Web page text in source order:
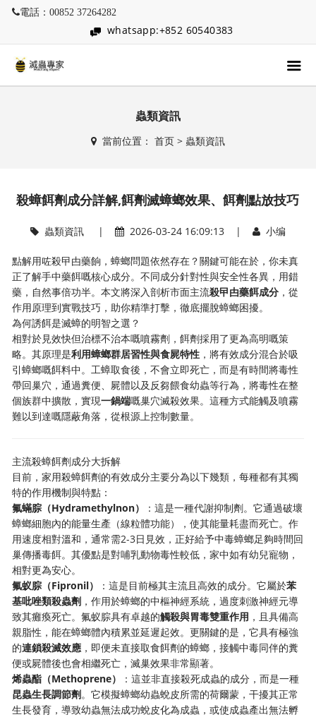
電話：00852 37264282
whatsapp:+852 60540383
蟲類資訊
當前位置： 首页> 蟲類資訊
殺蟑餌劑成分詳解,餌劑滅蟑螂效果、餌劑點放技巧
蟲類資訊| 2026-03-24 16:09:13 | 小编
點解用咗殺曱甴藥餉，蟑螂問題依然存在？關鍵可能在於，你未真
正了解手中藥餌嘅核心成分。不同成分針對性與安全性各異，用錯
藥，自然事倍功半。本文將深入剖析市面主流殺曱甴藥餌成分 ，從
作用原理到實戰技巧，助你精準打擊，徹底擺脫蟑螂困擾。
為何誘餌是滅蟑的明智之選？
相對於見效快但治標不治本嘅噴霧劑，餌劑採用了更為高明嘅策
略。其原理是利用蟑螂群居習性與食屍特性 ，將有效成分混合於吸
引蟑螂嘅餌料中。工蟑取食後，不會立即死亡，而是有時間將毒性
帶回巢穴，通過糞便、屍體以及反芻餵食幼蟲等行為，將毒性在整
個族群中擴散，實現一鍋端嘅巢穴滅殺效果。這種方式能觸及噴霧
難以到達嘅隱蔽角落，從根源上控制數量。
主流殺蟑餌劑成分大拆解
目前，家用殺蟑餌劑的有效成分主要分為以下幾類，每種都有其獨
特的作用機制與特點：
氟蟎腙（Hydramethylnon）
：這是一種代謝抑制劑。它通過破壞
蟑螂細胞內的能量生產（線粒體功能），使其能量耗盡而死亡。作
用速度相對溫和，通常需2-3日見效，正好給予中毒蟑螂足夠時間回
巢傳播毒餌。其優點是對哺乳動物毒性較低，家中如有幼兒寵物，
相對更為安心。
氟蚁腙（Fipronil）
：這是目前極其主流且高效的成分。它屬於苯
基吡唑類殺蟲劑 ，作用於蟑螂的中樞神經系統，過度刺激神經元導
致其癱瘓死亡。氟蚁腙具有卓越的觸殺與胃毒雙重作用 ，且具備高
親脂性，能在蟑螂體內積累並延遲起效。更關鍵的是，它具有極強
的連鎖殺滅效應 ，即便未直接取食餌劑的蟑螂，接觸中毒同伴的糞
便或屍體後也會相繼死亡，滅巢效果非常顯著。
烯蟲酯（Methoprene）
：這並非直接殺死成蟲的成分，而是一種
昆蟲生長調節劑。它模擬蟑螂幼蟲蛻皮所需的荷爾蒙，干擾其正常
生長發育，導致幼蟲無法成功蛻皮化為成蟲，或使成蟲產出無法孵